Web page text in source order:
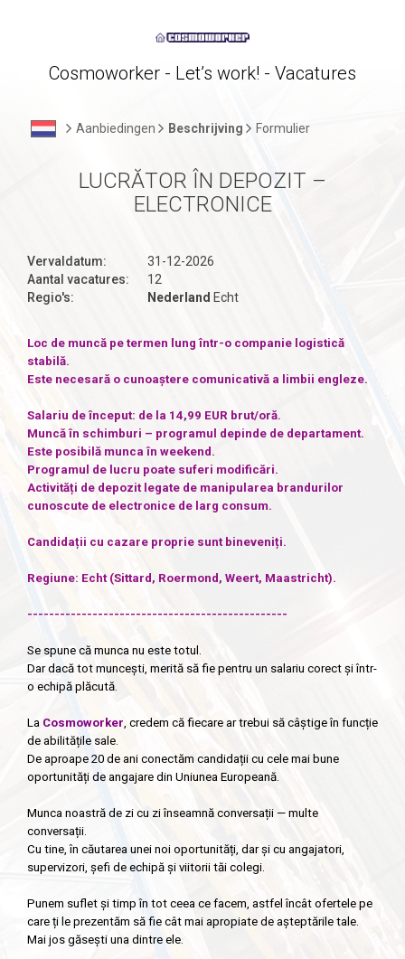
Cosmoworker - Let’s work! - Vacatures
Aanbiedingen Beschrijving Formulier
LUCRĂTOR ÎN DEPOZIT –
ELECTRONICE
Vervaldatum:
31-12-2026
Aantal vacatures:
12
Regio's:
Nederland Echt
Loc de muncă pe termen lung într-o companie logistică
stabilă.
Este necesară o cunoaștere comunicativă a limbii engleze.
Salariu de început: de la 14,99 EUR brut/oră.
Muncă în schimburi – programul depinde de departament.
Este posibilă munca în weekend.
Programul de lucru poate suferi modificări.
Activități de depozit legate de manipularea brandurilor
cunoscute de electronice de larg consum.
Candidații cu cazare proprie sunt bineveniți.
Regiune: Echt (Sittard, Roermond, Weert, Maastricht).
------------------------------------------------
Se spune că munca nu este totul.
Dar dacă tot muncești, merită să fie pentru un salariu corect și într-
o echipă plăcută.
La Cosmoworker, credem că fiecare ar trebui să câștige în funcție
de abilitățile sale.
De aproape 20 de ani conectăm candidații cu cele mai bune
oportunități de angajare din Uniunea Europeană.
Munca noastră de zi cu zi înseamnă conversații — multe
conversații.
Cu tine, în căutarea unei noi oportunități, dar și cu angajatori,
supervizori, șefi de echipă și viitorii tăi colegi.
Punem suflet și timp în tot ceea ce facem, astfel încât ofertele pe
care ți le prezentăm să fie cât mai apropiate de așteptările tale.
Mai jos găsești una dintre ele.